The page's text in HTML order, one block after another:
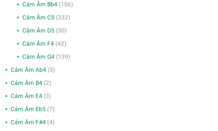
Cảm Âm Bb4 (106)
Cảm Âm C5 (332)
Cảm Âm D5 (30)
Cảm Âm F4 (42)
Cảm Âm G4 (139)
Cảm Âm Ab4 (3)
Cảm Âm B4 (2)
Cảm Âm E4 (3)
Cảm Âm Eb5 (7)
Cảm Âm F#4 (4)